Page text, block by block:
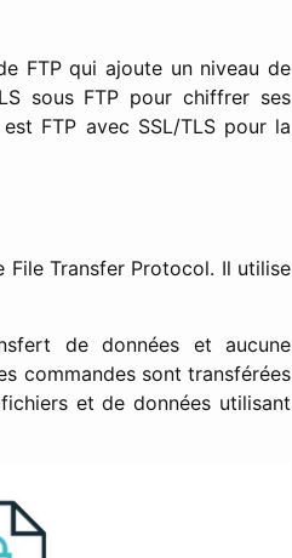
FTP qui ajoute un niveau de
sous FTP pour chiffrer ses
FTP avec SSL/TLS pour la
File Transfer Protocol. Il utilise
de données et aucune
commandes sont transférées
et de données utilisant